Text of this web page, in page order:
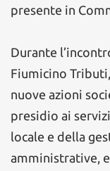
presente in
Durante
Fiumicino Tributi,
nuove azioni
presidio ai
locale e della
amministrative,